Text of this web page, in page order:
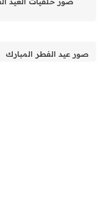
صور عيد الفطر المبارك